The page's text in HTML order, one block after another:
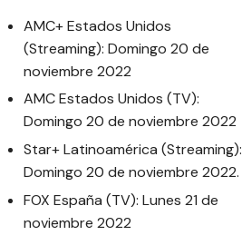
AMC+ Estados Unidos
(Streaming): Domingo 20 de
noviembre 2022
AMC Estados Unidos (TV):
Domingo 20 de noviembre 2022
Star+ Latinoamérica (Streaming):
Domingo 20 de noviembre 2022.
FOX España (TV): Lunes 21 de
noviembre 2022